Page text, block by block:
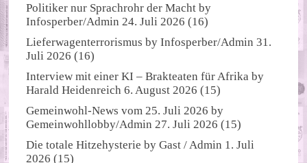
Politiker nur Sprachrohr der Macht by
Infosperber/Admin 24. Juli 2026 (16)
Lieferwagenterrorismus byInfosperber/Admin 31.
Juli 2026 (16)
Interview mit einer KI – Brakteaten für Afrika by
Harald Heidenreich 6. August 2026 (15)
Gemeinwohl-News vom 25. Juli 2026 by
Gemeinwohllobby/Admin 27. Juli 2026 (15)
Die totale Hitzehysterie byGast / Admin 1. Juli
2026 (15)